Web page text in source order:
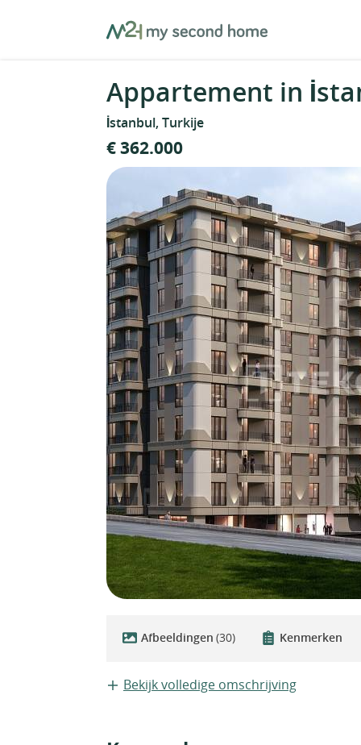
MySecondHome
Appartement in
İstanbul, Turkije
€ 362.000
Afbeeldingen (30) Kenmerken
Bekijk volledige omschrijving